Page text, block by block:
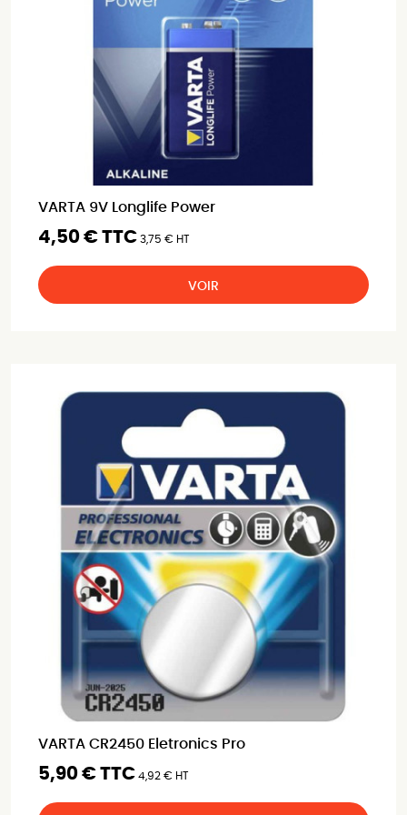
VARTA 9V Longlife Power
4,50 € TTC 3,75 € HT
VOIR
VARTA CR2450 Eletronics Pro
5,90 € TTC 4,92 € HT